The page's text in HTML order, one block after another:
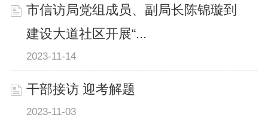
市信访局党组成员、副局长陈锦璇到
建设大道社区开展“...
2023-11-14
干部接访 迎考解题
2023-11-03